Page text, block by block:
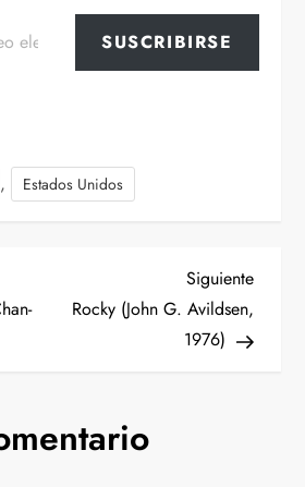
SUSCRIBIRSE
, Estados Unidos
Siguiente
Rocky (John G. Avildsen,
1976)